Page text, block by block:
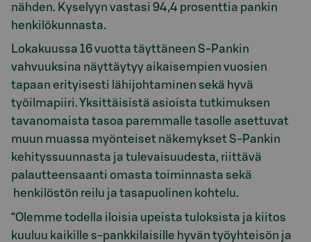
nähden. Kyselyyn vastasi 94,4 prosenttia pankin
henkilökunnasta.
Lokakuussa 16 vuotta täyttäneen S-Pankin
vahvuuksina näyttäytyy aikaisempien vuosien
tapaan erityisesti lähijohtaminen sekä hyvä
työilmapiiri. Yksittäisistä asioista tutkimuksen
tavanomaista tasoa paremmalle tasolle asettuvat
muun muassa myönteiset näkemykset S-Pankin
kehityssuunnasta ja tulevaisuudesta, riittävä
palautteensaanti omasta toiminnasta sekä
henkilöstön reilu ja tasapuolinen kohtelu.
“Olemme todella iloisia upeista tuloksista ja kiitos
kuuluu kaikille s-pankkilaisille hyvän työyhteisön ja